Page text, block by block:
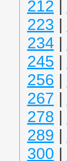
212 |
223 |
234 |
245 |
256 |
267 |
278 |
289 |
300 |